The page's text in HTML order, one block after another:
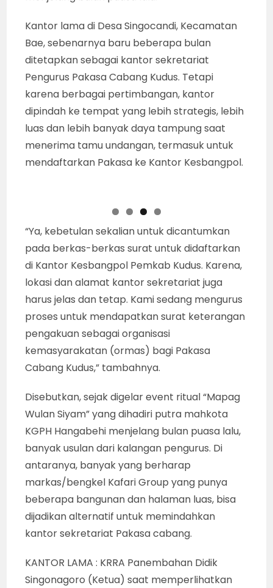
Kantor lama di Desa Singocandi, Kecamatan
Bae, sebenarnya baru beberapa bulan
ditetapkan sebagai kantor sekretariat
Pengurus Pakasa Cabang Kudus. Tetapi
karena berbagai pertimbangan, kantor
dipindah ke tempat yang lebih strategis, lebih
luas dan lebih banyak daya tampung saat
menerima tamu undangan, termasuk untuk
mendaftarkan Pakasa ke Kantor Kesbangpol.
“Ya, kebetulan sekalian untuk dicantumkan
pada berkas-berkas surat untuk didaftarkan
di Kantor Kesbangpol Pemkab Kudus. Karena,
lokasi dan alamat kantor sekretariat juga
harus jelas dan tetap. Kami sedang mengurus
proses untuk mendapatkan surat keterangan
pengakuan sebagai organisasi
kemasyarakatan (ormas) bagi Pakasa
Cabang Kudus,” tambahnya.
Disebutkan, sejak digelar event ritual “Mapag
Wulan Siyam” yang dihadiri putra mahkota
KGPH Hangabehi menjelang bulan puasa lalu,
banyak usulan dari kalangan pengurus. Di
antaranya, banyak yang berharap
markas/bengkel Kafari Group yang punya
beberapa bangunan dan halaman luas, bisa
dijadikan alternatif untuk memindahkan
kantor sekretariat Pakasa cabang.
KANTOR LAMA : KRRA Panembahan Didik
Singonagoro (Ketua) saat memperlihatkan